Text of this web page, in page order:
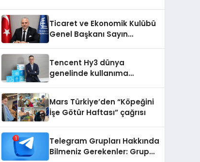
Ticaret ve Ekonomik Kulübü
Genel Başkanı Sayın
şunları kaydetti:
Tencent Hy3 dünya
genelinde kullanıma
Mars Türkiye’den “Köpeğini
İşe Götür Haftası” çağrısı
Telegram Grupları Hakkında
Bilmeniz Gerekenler: Grup